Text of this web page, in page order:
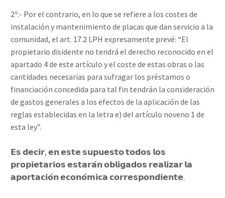
2º.- Por el contrario, en lo que se refiere a los costes de
instalación y mantenimiento de placas que dan servicio a la
comunidad, el art. 17.2 LPH expresamente prevé: “El
propietario disidente no tendrá el derecho reconocido en el
apartado 4 de este artículo y el coste de estas obras o las
cantidades necesarias para sufragar los préstamos o
financiación concedida para tal fin tendrán la consideración
de gastos generales a los efectos de la aplicación de las
reglas establecidas en la letra e) del artículo noveno 1 de
esta ley”.⁣
𝗘𝘀 𝗱𝗲𝗰𝗶𝗿, 𝗲𝗻 𝗲𝘀𝘁𝗲 𝘀𝘂𝗽𝘂𝗲𝘀𝘁𝗼 𝘁𝗼𝗱𝗼𝘀 𝗹𝗼𝘀
𝗽𝗿𝗼𝗽𝗶𝗲𝘁𝗮𝗿𝗶𝗼𝘀 𝗲𝘀𝘁𝗮𝗿𝗮́𝗻 𝗼𝗯𝗹𝗶𝗴𝗮𝗱𝗼𝘀 𝗿𝗲𝗮𝗹𝗶𝘇𝗮𝗿 𝗹𝗮
𝗮𝗽𝗼𝗿𝘁𝗮𝗰𝗶𝗼́𝗻 𝗲𝗰𝗼𝗻𝗼́𝗺𝗶𝗰𝗮 𝗰𝗼𝗿𝗿𝗲𝘀𝗽𝗼𝗻𝗱𝗶𝗲𝗻𝘁𝗲.⁣